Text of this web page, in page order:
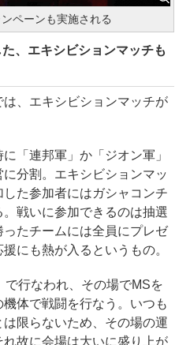
ペーンも実施される
、エキシビションマッチも
、エキシビションマッチが
「連邦軍」か「ジオン軍」
分割。エキシビションマッ
た参加者にはガシャコンチ
戦いに参加できるのは抽選
たチームには全員にプレゼ
にも熱が入るというもの。
行なわれ、その場でMSを
体で戦闘を行なう。いつも
限らないため、その場の運
故に会場は大いに盛り上が